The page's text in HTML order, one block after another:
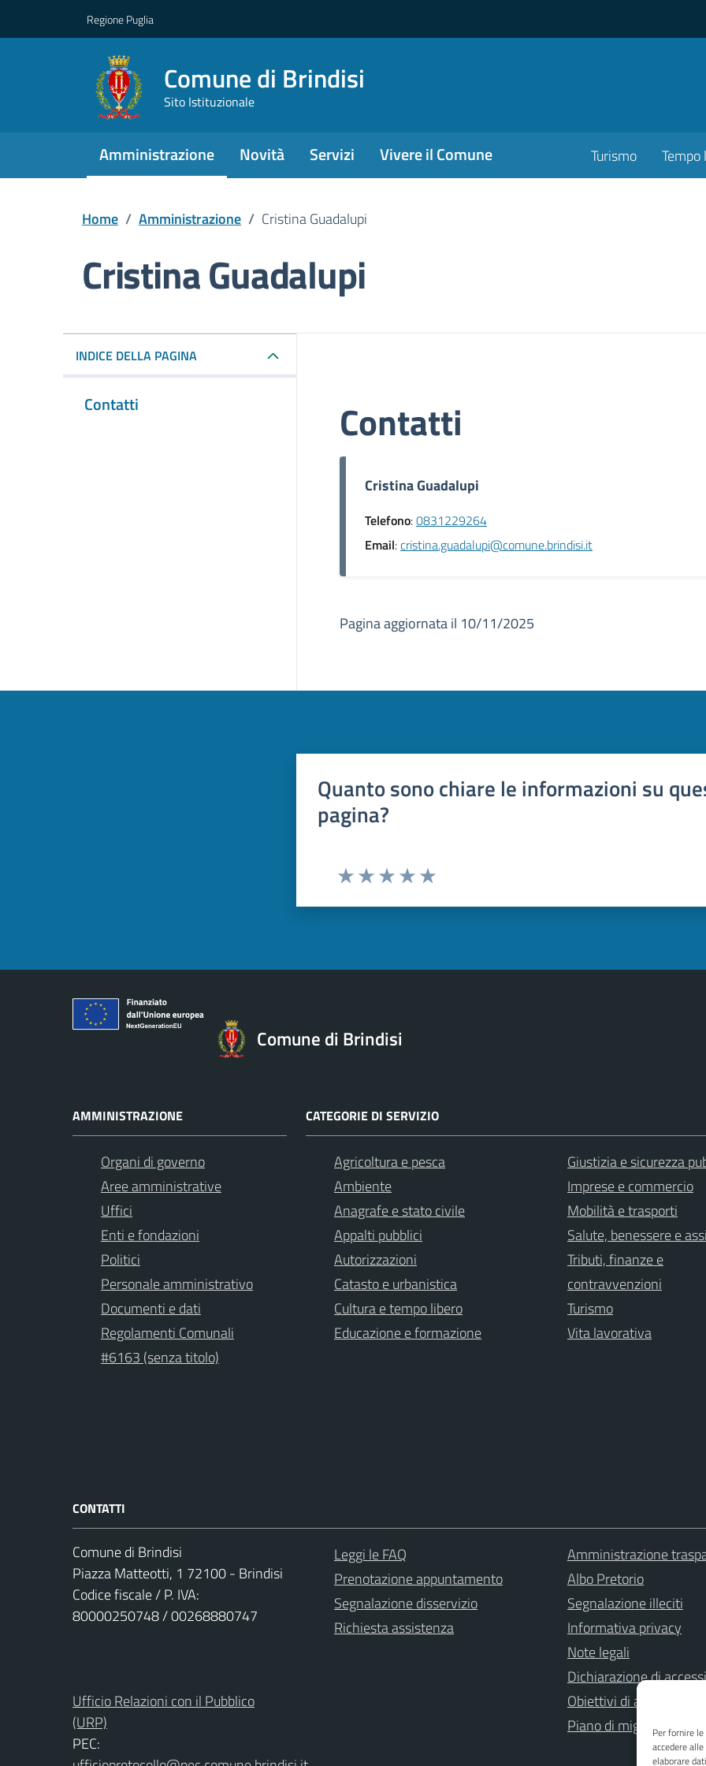
Per fornire
accedere
elaborare
Regione Puglia
Comune di Brindisi
Sito Istituzionale
Amministrazione Novità Servizi Vivere il Comune Turismo Tempo
Home / Amministrazione / Cristina Guadalupi
Cristina Guadalupi
Dettagli della persona pubblica
INDICE DELLA PAGINA
Contatti Contatti
Cristina Guadalupi
Telefono:0831229264
Email:cristina.guadalupi@comune.brindisi.it
Pagina aggiornata il 10/11/2025
Quanto sono chiare le informazioni su
pagina?
Comune di Brindisi
AMMINISTRAZIONE
Organi di governo
Aree amministrative
Uffici
Enti e fondazioni
Politici
Personale amministrativo
Documenti e dati
Regolamenti Comunali
#6163 (senza titolo)
CATEGORIE DI SERVIZIO
Agricoltura e pesca
Ambiente
Anagrafe e stato civile
Appalti pubblici
Autorizzazioni
Catasto e urbanistica
Cultura e tempo libero
Educazione e formazione
Giustizia e sicurezza
Imprese e commercio
Mobilità e trasporti
Salute, benessere e
Tributi, finanze e
contravvenzioni
Turismo
Vita lavorativa
CONTATTI
Comune di Brindisi
Piazza Matteotti, 1 72100 - Brindisi
Codice fiscale / P. IVA:
80000250748 / 00268880747
Ufficio Relazioni con il Pubblico
(URP)
PEC:
Leggi le FAQ
Prenotazione appuntamento
Segnalazione disservizio
Richiesta assistenza
Amministrazione
Albo Pretorio
Segnalazione illeciti
Informativa privacy
Note legali
Dichiarazione di
Obiettivi di accessibilità
Piano di